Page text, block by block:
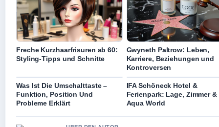
Freche Kurzhaarfrisuren ab 60:
Styling-Tipps und Schnitte
Gwyneth Paltrow: Leben,
Karriere, Beziehungen und
Kontroversen
Was Ist Die Umschalttaste –
Funktion, Position Und
Probleme Erklärt
IFA Schöneck Hotel &
Ferienpark: Lage, Zimmer &
Aqua World